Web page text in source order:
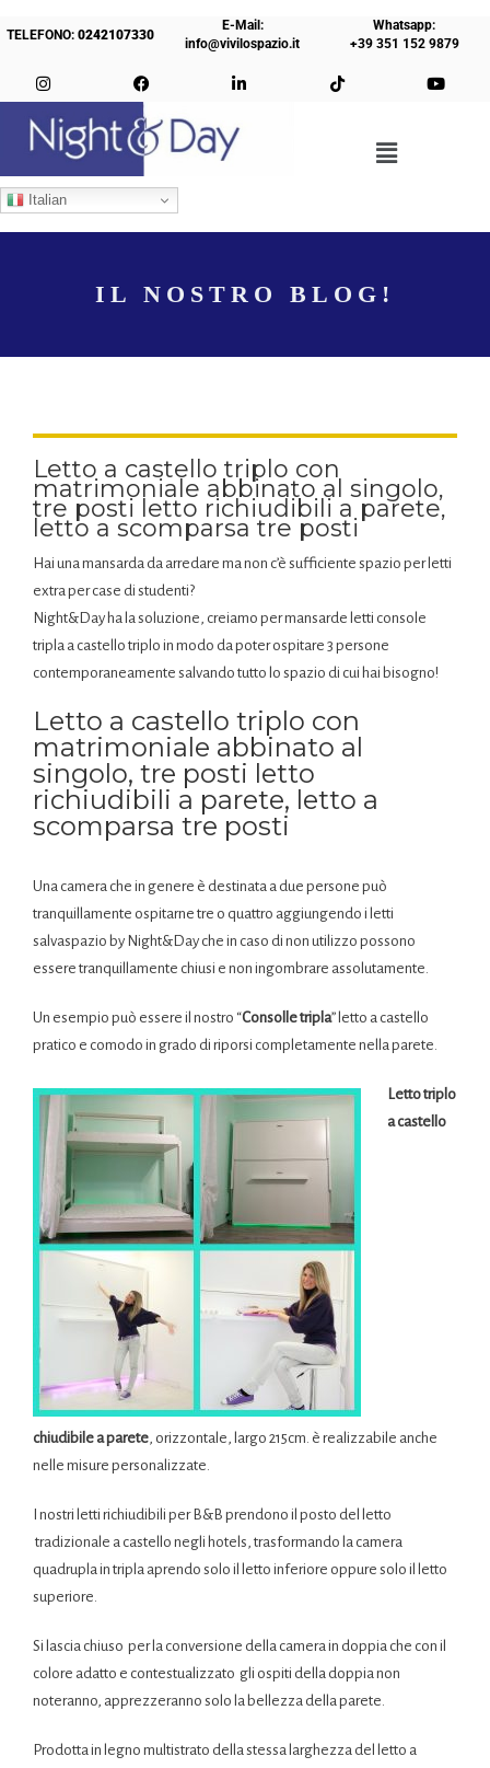
TELEFONO:0242107330
E-Mail:
info@vivilospazio.it
Whatsapp:
+39 351 152 9879
Italian
IL NOSTRO BLOG!
Letto a castello triplo con
matrimoniale abbinato al singolo,
tre posti letto richiudibili a parete,
letto a scomparsa tre posti
Hai una mansarda da arredare ma non c’è sufficiente spazio per letti
extra per case di studenti?
Night&Day ha la soluzione, creiamo per mansarde letti console
tripla a castello triplo in modo da poter ospitare 3 persone
contemporaneamente salvando tutto lo spazio di cui hai bisogno!
Letto a castello triplo con
matrimoniale abbinato al
singolo, tre posti letto
richiudibili a parete, letto a
scomparsa tre posti
Una camera che in genere è destinata a due persone può
tranquillamente ospitarne tre o quattro aggiungendo i letti
salvaspazio by Night&Day che in caso di non utilizzo possono
essere tranquillamente chiusi e non ingombrare assolutamente.
Un esempio può essere il nostro “Consolle tripla” letto a castello
pratico e comodo in grado di riporsi completamente nella parete.
Letto triplo
a castello
chiudibile a parete, orizzontale, largo 215cm. è realizzabile anche
nelle misure personalizzate.
I nostri letti richiudibili per B&B prendono il posto del letto
tradizionale a castello negli hotels, trasformando la camera
quadrupla in tripla aprendo solo il letto inferiore oppure solo il letto
superiore.
Si lascia chiuso per la conversione della camera in doppia che con il
colore adatto e contestualizzato gli ospiti della doppia non
noteranno, apprezzeranno solo la bellezza della parete.
Prodotta in legno multistrato della stessa larghezza del letto a